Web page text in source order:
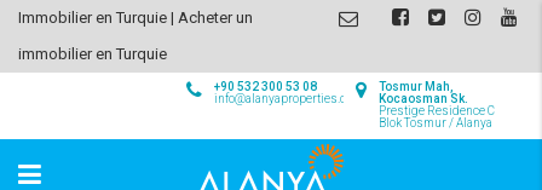
Immobilier en Turquie | Acheter un
immobilier en Turquie
Tosmur Mah,
Kocaosman Sk.
Prestige Residence C
Blok Tosmur / Alanya
+90 532 300 53 08
info@alanyaproperties.com